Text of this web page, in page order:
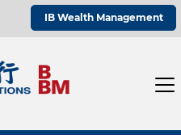
IB Wealth Management